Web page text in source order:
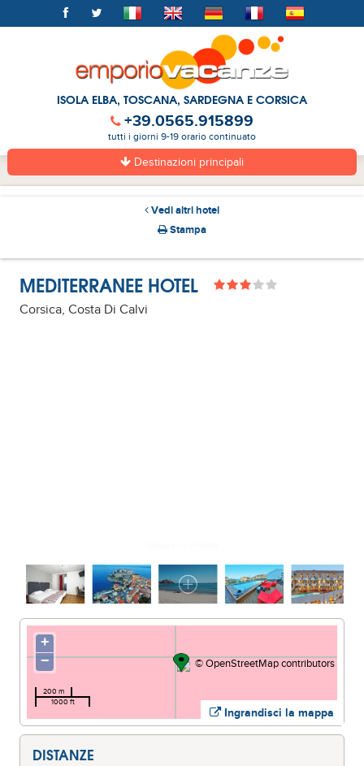
ISOLA ELBA, TOSCANA, SARDEGNA E CORSICA
+39.0565.915899
tutti i giorni 9-19 orario continuato
Destinazioni principali
Vedi altri hotel
Stampa
MEDITERRANEE HOTEL
Corsica, Costa Di Calvi
Ingrandisci la mappa
+
−
©OpenStreetMapcontributors
200 m
1000 ft
DISTANZE